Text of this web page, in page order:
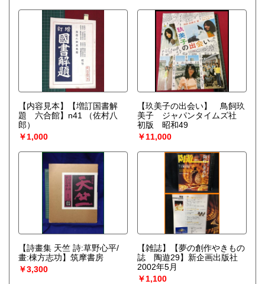
【内容見本】【増訂国書解
題 六合館】n41
（佐村八
郎）
￥1,000
【玖美子の出会い】 鳥飼玖
美子 ジャパンタイムズ社
初版 昭和49
￥11,000
【詩畫集 天竺 詩:草野心平/
畫:棟方志功】筑摩書房
￥3,300
【雑誌】【夢の創作やきもの
誌 陶遊29】新企画出版社
2002年5月
￥1,100